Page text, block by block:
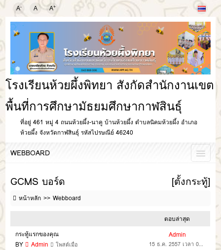
A- A A+
โรงเรียนห้วยผึ้งพิทยา สังกัดสำนักงานเขต
พื้นที่การศึกษามัธยมศึกษากาฬสินธุ์
ที่อยู่ 461 หมู่ 4 ถนนห้วยผึ้ง-นาคู บ้านห้วยผึ้ง ตำบลนิคมห้วยผึ้ง อำเภอ
ห้วยผึ้ง จังหวัดกาฬสินธุ์ รหัสไปรษณีย์ 46240
WEBBOARD
GCMS บอร์ด [ตั้งกระทู้]
หน้าหลัก Webboard
ตอบล่าสุด
กระทู้แรกของคุณ
BY
Admin โพสต์เมื่อ
Admin
15 ธ.ค. 2557 เวลา 07:37 น.